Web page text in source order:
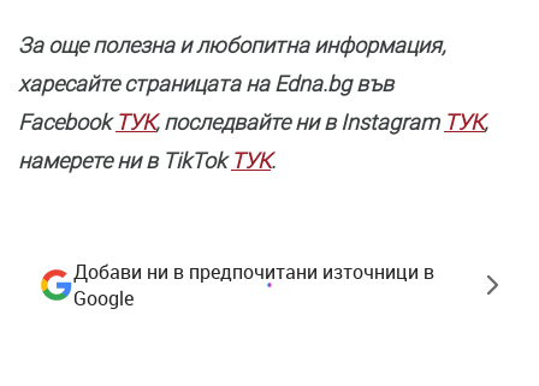
За още полезнa и любопитна информация,
харесайте страницата нa Edna.bg във
FacebookТУК, последвайте ни в Instagram ТУК,
намерете ни в TikTokТУК.
Добави ни в предпочитани източници в
Google